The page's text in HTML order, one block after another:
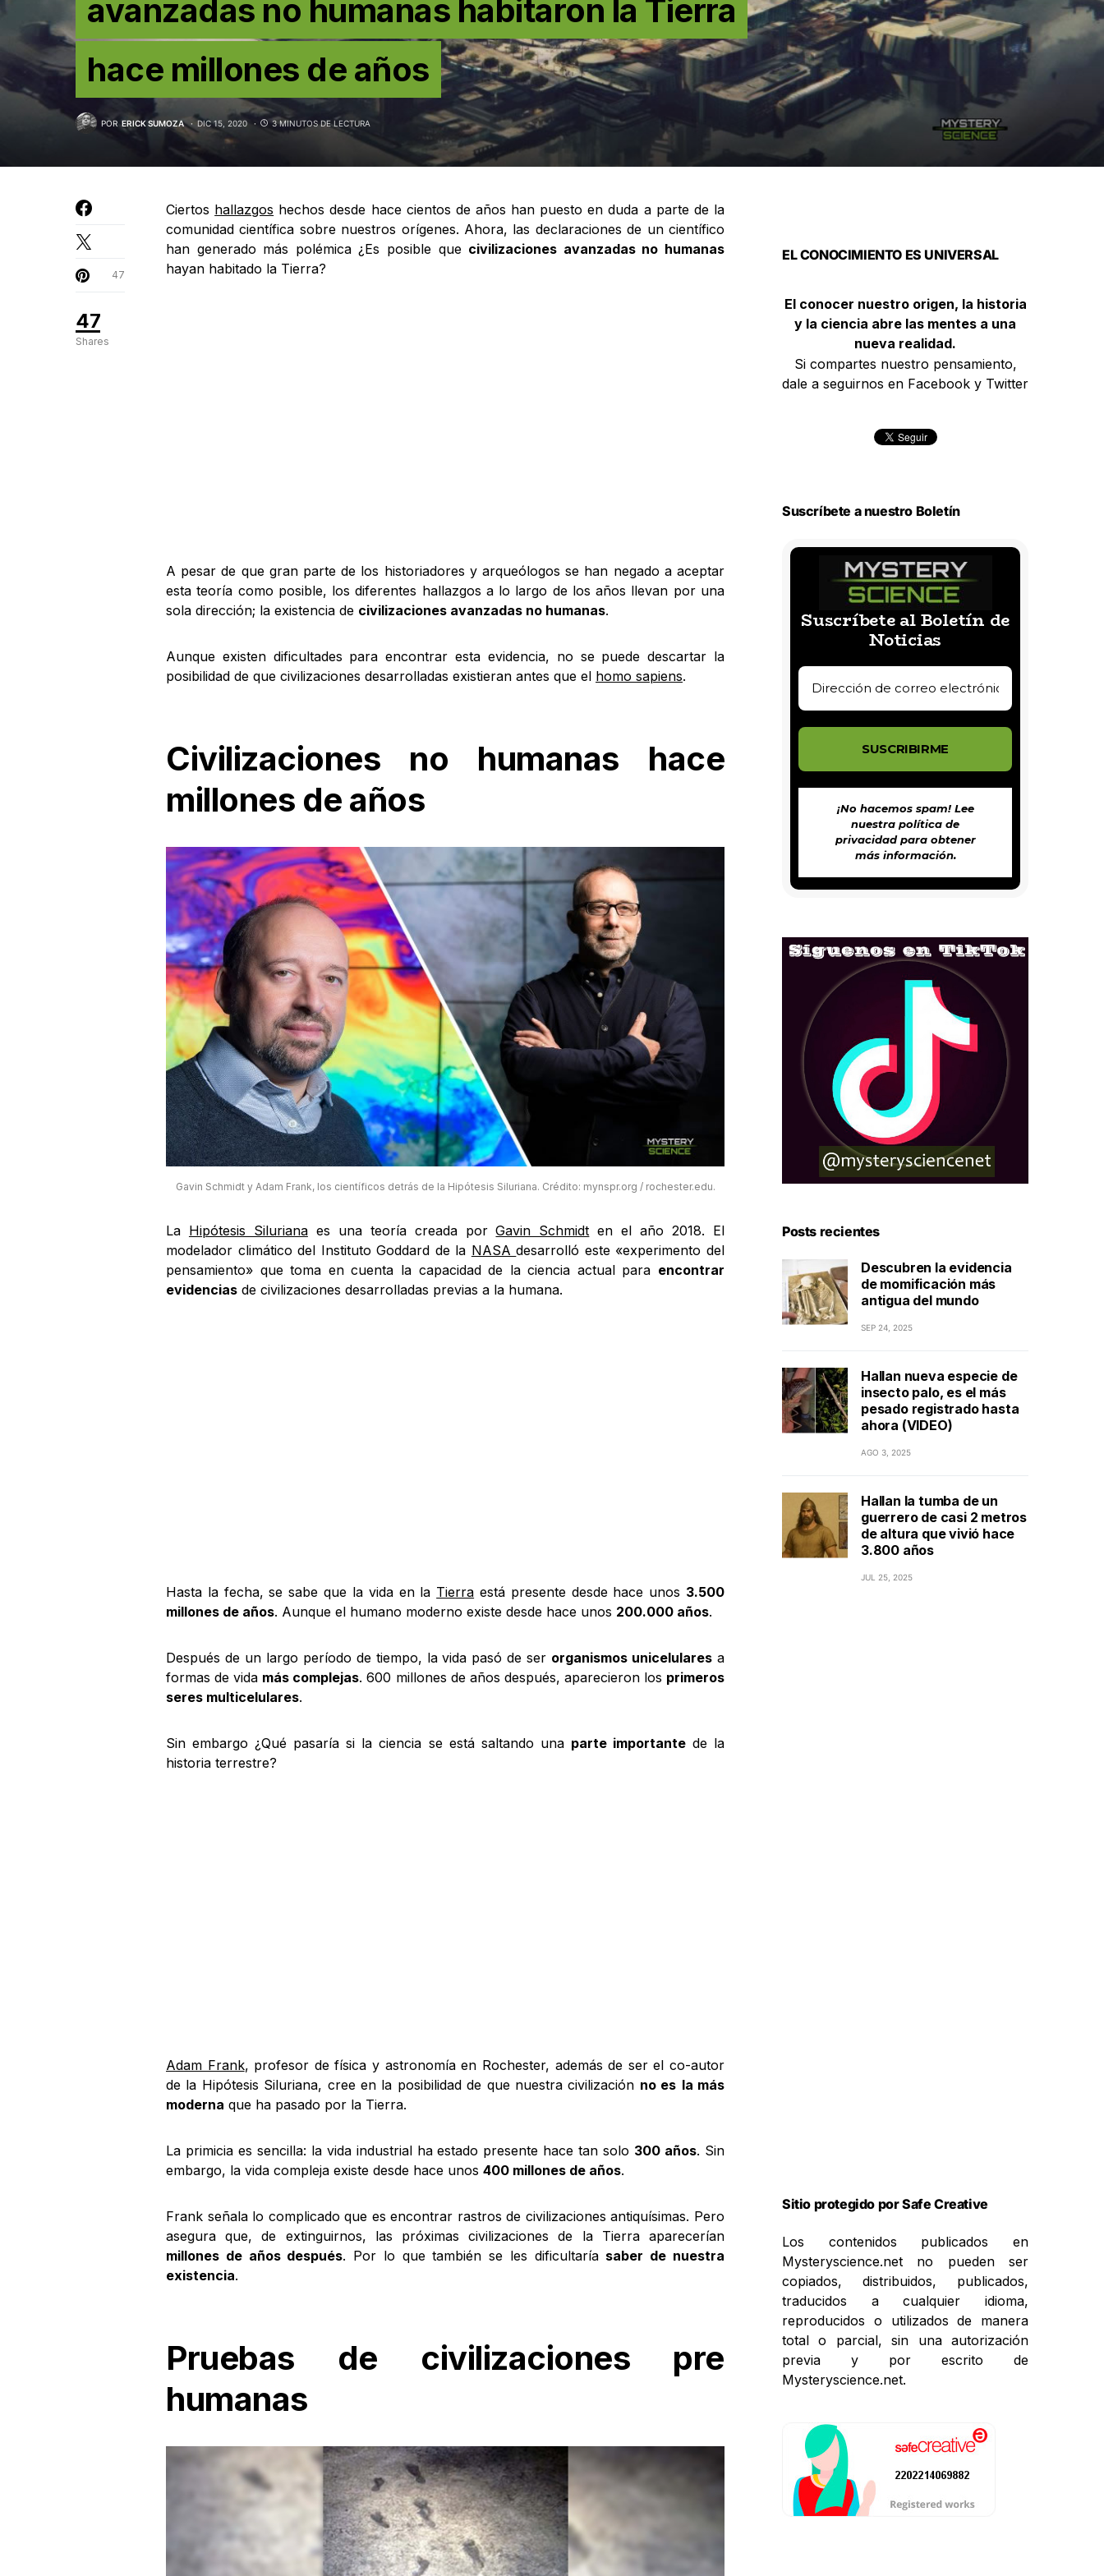
avanzadas no humanas habitaron la Tierra
hace millones de años
POR ERICK SUMOZA DIC 15, 2020 3 MINUTOS DE LECTURA
47
Shares
47
Ciertos hallazgos hechos desde hace cientos de años han puesto en duda a parte de la
comunidad científica sobre nuestros orígenes. Ahora, las declaraciones de un científico
han generado más polémica ¿Es posible que civilizaciones avanzadas no humanas
hayan habitado la Tierra?
A pesar de que gran parte de los historiadores y arqueólogos se han negado a aceptar
esta teoría como posible, los diferentes hallazgos a lo largo de los años llevan por una
sola dirección; la existencia de civilizaciones avanzadas no humanas.
Aunque existen dificultades para encontrar esta evidencia, no se puede descartar la
posibilidad de que civilizaciones desarrolladas existieran antes que el homo sapiens.
Civilizaciones no humanas hace
millones de años
Gavin Schmidt y Adam Frank, los científicos detrás de la Hipótesis Siluriana. Crédito: mynspr.org / rochester.edu.
La Hipótesis Silurianaes una teoría creada porGavin Schmidt en el año 2018. El
modelador climático del Instituto Goddard de la NASAdesarrolló este «experimento del
pensamiento» que toma en cuenta la capacidad de la ciencia actual para encontrar
evidencias de civilizaciones desarrolladas previas a la humana.
Hasta la fecha, se sabe que la vida en la Tierra está presente desde hace unos 3.500
millones de años. Aunque el humano moderno existe desde hace unos 200.000 años.
Después de un largo período de tiempo, la vida pasó de ser organismos unicelulares a
formas de vida más complejas. 600 millones de años después, aparecieron los primeros
seres multicelulares.
Sin embargo ¿Qué pasaría si la ciencia se está saltando una parte importantede la
historia terrestre?
Adam Frank, profesor de física y astronomía en Rochester, además de ser el co-autor
de la Hipótesis Siluriana, cree en la posibilidad de que nuestra civilización no es la más
moderna que ha pasado por la Tierra.
La primicia es sencilla: la vida industrial ha estado presente hace tan solo 300 años. Sin
embargo, la vida compleja existe desde hace unos 400 millones de años.
Frank señala lo complicado que es encontrar rastros de civilizaciones antiquísimas. Pero
asegura que, de extinguirnos, las próximas civilizaciones de la Tierra aparecerían
millones de años después. Por lo que también se les dificultaría saber de nuestra
existencia.
Pruebas de civilizaciones pre
humanas
EL CONOCIMIENTO ES UNIVERSAL
El conocer nuestro origen, la historia
y la ciencia abre las mentes a una
nueva realidad.
Si compartes nuestro pensamiento,
dale a seguirnos en Facebook y Twitter
Suscríbete a nuestro Boletín
Suscríbete al Boletín de
Noticias
¡No hacemos spam! Lee
nuestra política de
privacidadpara obtener
más información.
Posts recientes
Descubren la evidencia
de momificación más
antigua del mundo
SEP 24, 2025
Hallan nueva especie de
insecto palo, es el más
pesado registrado hasta
ahora (VIDEO)
AGO 3, 2025
Hallan la tumba de un
guerrero de casi 2 metros
de altura que vivió hace
3.800 años
JUL 25, 2025
Sitio protegido por Safe Creative
Los contenidos publicados en
Mysteryscience.net no pueden ser
copiados, distribuidos, publicados,
traducidos a cualquier idioma,
reproducidos o utilizados de manera
total o parcial, sin una autorización
previa y por escrito de
Mysteryscience.net.